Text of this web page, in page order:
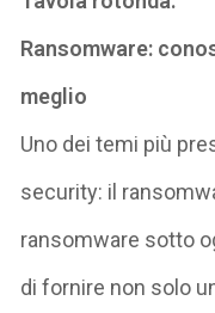
Ransomware:
meglio
Uno dei temi più
security: il
ransomware sotto
di fornire non solo